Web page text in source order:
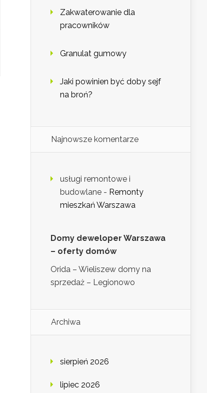
Zakwaterowanie dla
pracowników
Granulat gumowy
Jaki powinien być doby sejf
na broń?
Najnowsze komentarze
usługi remontowe i
budowlane - Remonty
mieszkań Warszawa
Domy deweloper Warszawa
– oferty domów
Orida – Wieliszew domy na
sprzedaż – Legionowo
Archiwa
sierpień 2026
lipiec 2026